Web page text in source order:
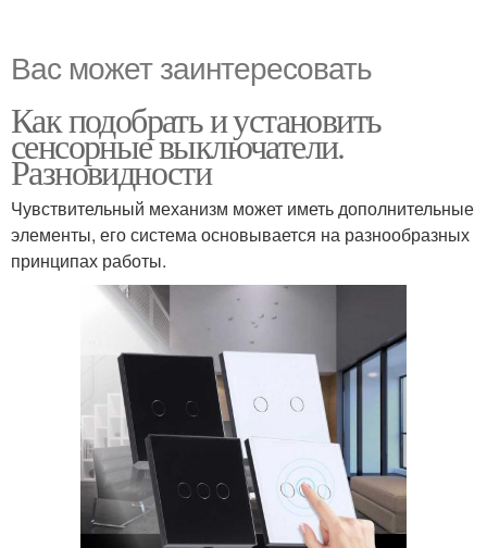
Вас может заинтересовать
Как подобрать и установить
сенсорные выключатели.
Разновидности
Чувствительный механизм может иметь дополнительные
элементы, его система основывается на разнообразных
принципах работы.